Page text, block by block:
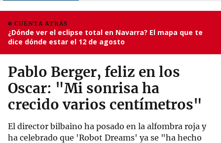
CUENTA ATRÁS
¿Dónde ver el eclipse total en Navarra? El mapa que te
dice dónde estar el 12 de agosto
Pablo Berger, feliz en los
Oscar: "Mi sonrisa ha
crecido varios centímetros"
El director bilbaino ha posado en la alfombra roja y
ha celebrado que 'Robot Dreams' ya se "ha hecho